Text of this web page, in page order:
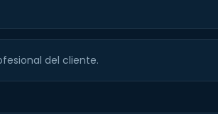
del cliente.